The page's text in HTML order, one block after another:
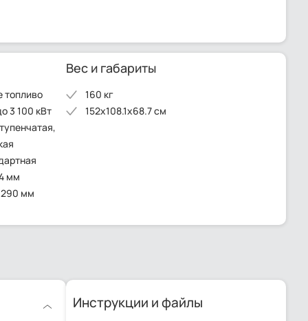
топливо
3 100 кВт
мм
мм
Вес и габариты
160 кг
152x108.1x68.7 см
Инструкции и файлы